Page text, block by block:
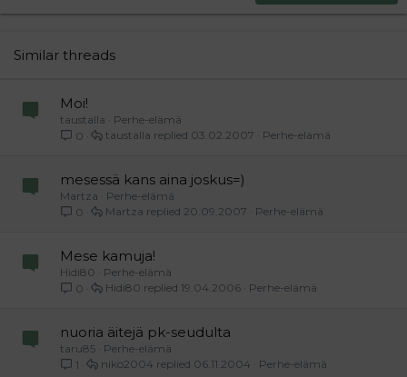
26
Similar threads
Moi!
taustalla
Perhe-elämä
0
Perhe-elämä
03.02.2007
taustalla
mesessä kans aina joskus=)
Martza
Perhe-elämä
0
Perhe-elämä
20.09.2007
Martza
Mese kamuja!
Hidi80
Perhe-elämä
0
Perhe-elämä
19.04.2006
Hidi80
nuoria äitejä pk-seudulta
taru85
Perhe-elämä
1
Perhe-elämä
06.11.2004
niko2004